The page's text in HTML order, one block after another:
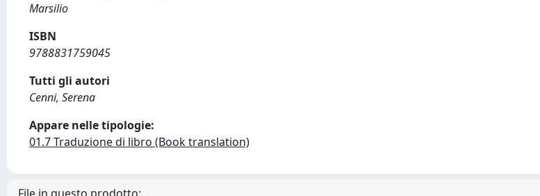
Marsilio
ISBN
9788831759045
Tutti gli autori
Cenni, Serena
Appare nelle tipologie:
01.7 Traduzione di libro (Book translation)